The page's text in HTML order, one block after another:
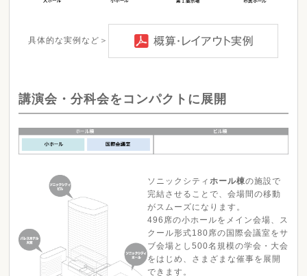
具体的な実例など＞
講演会・分科会をコンパクトに展開
ソニックシティ ホール棟の施設で
完結させることで、会場間の移動
がスムーズになります。
496席の小ホールをメイン会場、ス
クール形式180席の国際会議室をサ
ブ会場とし500名規模の学会・大会
をはじめ、さまざまな催事を展開
できます。